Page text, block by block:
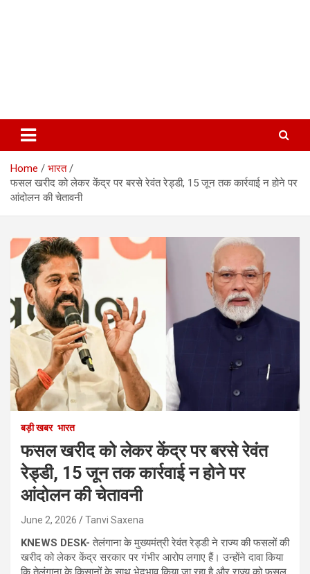
Home
भारत
फसल खरीद को लेकर केंद्र पर बरसे रेवंत रेड्डी, 15 जून तक कार्रवाई न होने पर
आंदोलन की चेतावनी
बड़ी खबर भारत
फसल खरीद को लेकर केंद्र पर बरसे रेवंत
रेड्डी, 15 जून तक कार्रवाई न होने पर
आंदोलन की चेतावनी
June 2, 2026 Tanvi Saxena
KNEWS DESK-तेलंगाना के मुख्यमंत्री रेवंत रेड्डी ने राज्य की फसलों की
खरीद को लेकर केंद्र सरकार पर गंभीर आरोप लगाए हैं। उन्होंने दावा किया